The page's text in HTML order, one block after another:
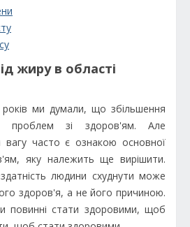
жиру в області
ми думали, що збільшення
проблем зі здоров'ям. Але
вагу часто є ознакою основної
яку належить ще вирішити.
людини схуднути може
здоров'я, а не його причиною.
повинні стати здоровими, щоб